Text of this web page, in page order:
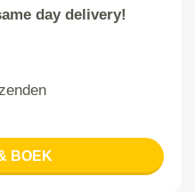
day delivery!
BOEK